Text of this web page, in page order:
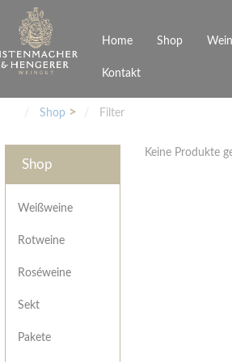
Home Shop
Weißweine
Roséweine
Junges Schwaben
Veranstaltungen
Kontakt
Shop Filter
Shop
Weißweine
Rotweine
Roséweine
Sekt
Pakete
Keine Produkte